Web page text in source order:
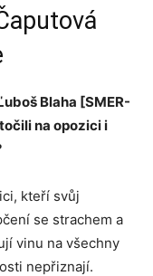
Blaha [SMER-
na opozici i
kteří svůj
se strachem a
vinu na všechny
nepřiznají.